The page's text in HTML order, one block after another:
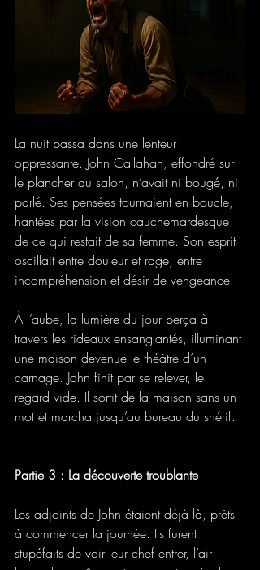
La nuit passa dans une lenteur
oppressante. John Callahan, effondré sur
le plancher du salon, n’avait ni bougé, ni
parlé. Ses pensées tournaient en boucle,
hantées par la vision cauchemardesque
de ce qui restait de sa femme. Son esprit
oscillait entre douleur et rage, entre
incompréhension et désir de vengeance.
À l’aube, la lumière du jour perça à
travers les rideaux ensanglantés, illuminant
une maison devenue le théâtre d’un
carnage. John finit par se relever, le
regard vide. Il sortit de la maison sans un
mot et marcha jusqu’au bureau du shérif.
Partie 3 : La découverte troublante
Les adjoints de John étaient déjà là, prêts
à commencer la journée. Ils furent
stupéfaits de voir leur chef entrer, l’air